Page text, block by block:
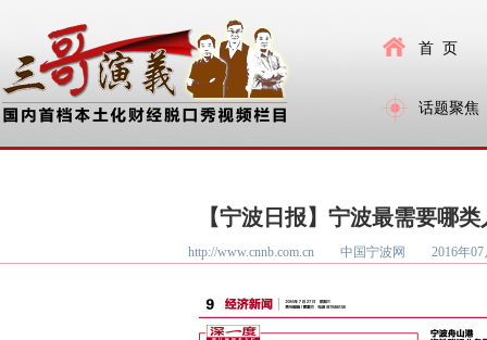
首 页
话题聚焦
【宁波日报】宁波最需要哪
http://www.cnnb.com.cn 中国宁波网 2016年